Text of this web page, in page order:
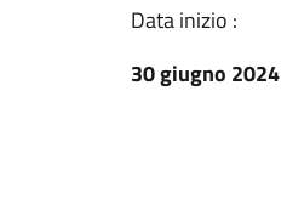
Data inizio :
30 giugno 2024